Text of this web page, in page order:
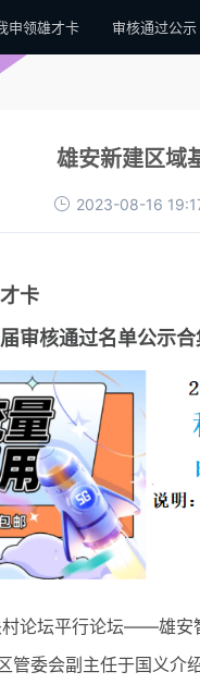
申领雄才卡 审核通过公示
雄安新建区域
2023-08-16
卡
审核通过名单公示合
论坛平行论坛——雄安
管委会副主任于国义介